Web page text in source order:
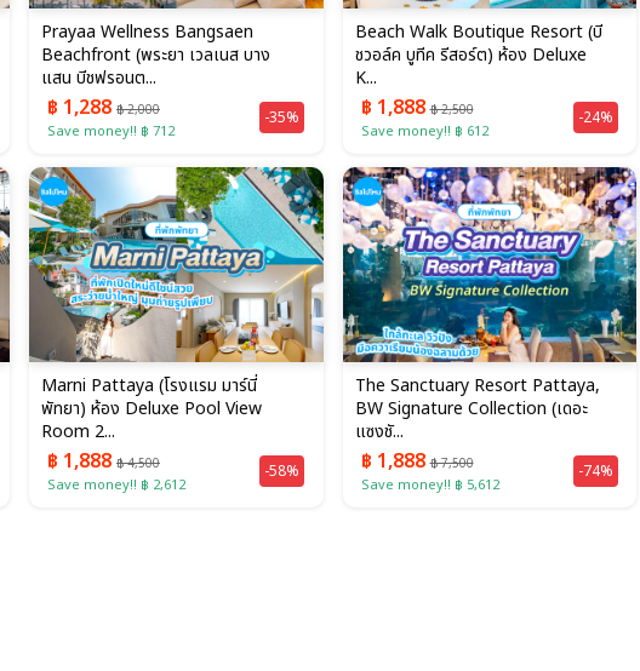
Prayaa Wellness Bangsaen
Beachfront (พระยา เวลเนส บาง
แสน บีชฟรอนต...
฿ 1,288 ฿ 2,000
Save money!! ฿ 712
-35%
Beach Walk Boutique Resort (บี
ชวอล์ค บูทีค รีสอร์ต) ห้อง Deluxe
K...
฿ 1,888฿ 2,500
Save money!! ฿ 612
-24%
Marni Pattaya (โรงแรม มาร์นี่
พัทยา) ห้อง Deluxe Pool View
Room 2...
฿ 1,888 ฿ 4,500
Save money!! ฿ 2,612
-58%
The Sanctuary Resort Pattaya,
BW Signature Collection (เดอะ
แซงชั...
฿ 1,888฿ 7,500
Save money!! ฿ 5,612
-74%